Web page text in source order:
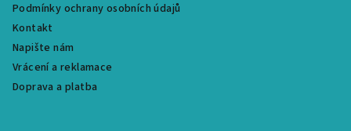
Podmínky ochrany osobních údajů
Kontakt
Napište nám
Vrácení a reklamace
Doprava a platba